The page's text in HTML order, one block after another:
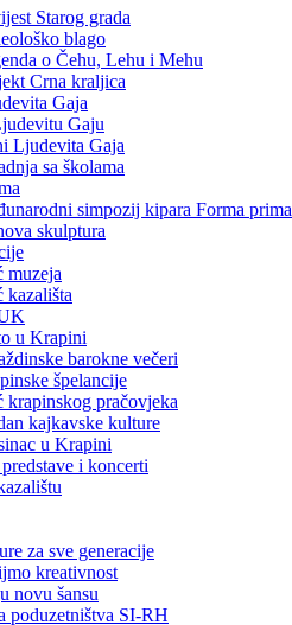
Starog grada
blago
o Čehu, Lehu i Mehu
Crna kraljica
Gaja
Gaju
Ljudevita Gaja
sa školama
simpozij kipara Forma prima
skulptura
muzeja
kazališta
u Krapini
barokne večeri
špelancije
krapinskog pračovjeka
kajkavske kulture
u Krapini
i koncerti
za sve generacije
kreativnost
novu šansu
poduzetništva SI-RH